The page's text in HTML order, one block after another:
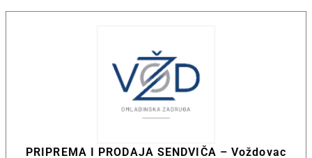
PRIPREMA I PRODAJA SENDVIČA – Voždovac